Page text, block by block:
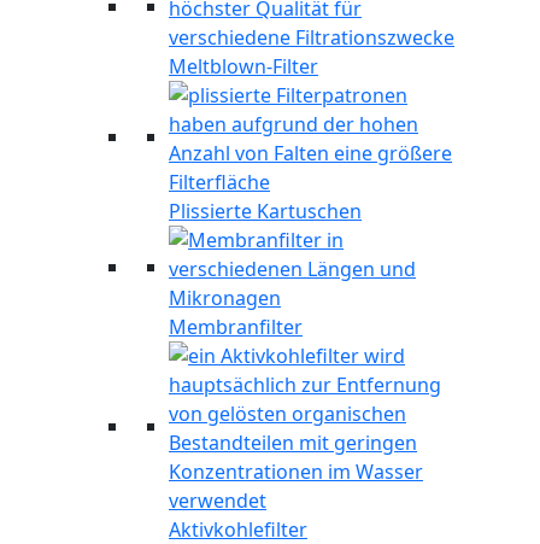
Meltblown-Filter
Plissierte Kartuschen
Membranfilter
Aktivkohlefilter